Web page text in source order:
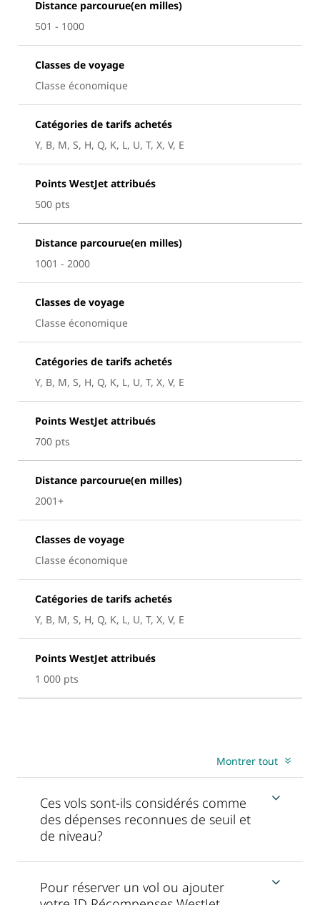
Distance parcourue(en milles)
501 - 1000
Classes de voyage
Classe économique
Catégories de tarifs achetés
Y, B, M, S, H, Q, K, L, U, T, X, V, E
Points WestJet attribués
500 pts
Distance parcourue(en milles)
1001 - 2000
Classes de voyage
Classe économique
Catégories de tarifs achetés
Y, B, M, S, H, Q, K, L, U, T, X, V, E
Points WestJet attribués
700 pts
Distance parcourue(en milles)
2001+
Classes de voyage
Classe économique
Catégories de tarifs achetés
Y, B, M, S, H, Q, K, L, U, T, X, V, E
Points WestJet attribués
1 000 pts
Montrer tout
Ces vols sont-ils considérés comme
des dépenses reconnues de seuil et
de niveau?
Pour réserver un vol ou ajouter